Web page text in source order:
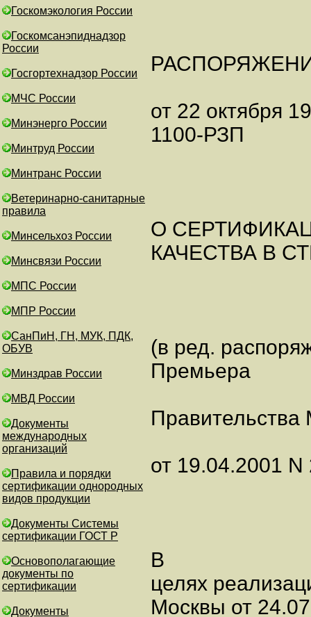
Госкомэкология России
Госкомсанэпиднадзор
России
Госгортехнадзор России
МЧС России
Минэнерго России
Минтруд России
Минтранс России
Ветеринарно-санитарные
правила
Минсельхоз России
Минсвязи России
МПС России
МПР России
СанПиН, ГН, МУК, ПДК,
ОБУВ
Минздрав России
МВД России
Документы
международных
организаций
Правила и порядки
сертификации однородных
видов продукции
Документы Системы
сертификации ГОСТ Р
Основополагающие
документы по
сертификации
Документы
от 22 октября
1100-РЗП
О
КАЧЕСТВА В
(в ред.
Премьера
от 19.04.2001
В
целях
Москвы от